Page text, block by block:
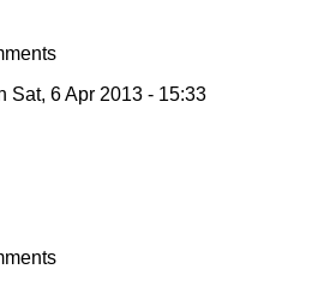
Sat, 6 Apr 2013 - 15:33